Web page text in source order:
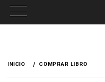
INICIO COMPRAR LIBRO